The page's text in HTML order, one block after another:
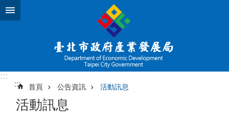
跳到主要內容區塊
:::
:::
首頁 公告資訊 活動訊息
活動訊息